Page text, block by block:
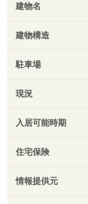
建物名
建物構造
駐車場
現況
入居可能時期
住宅保険
情報提供元